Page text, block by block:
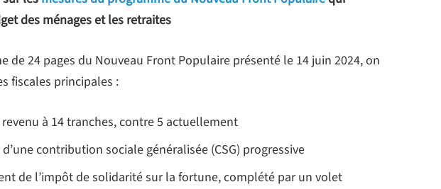
des ménages et les retraites
de 24 pages du Nouveau Front Populaire présenté le 14 juin 2024, on
fiscales principales :
à 14 tranches, contre 5 actuellement
contribution sociale généralisée (CSG) progressive
de l’impôt de solidarité sur la fortune, complété par un volet